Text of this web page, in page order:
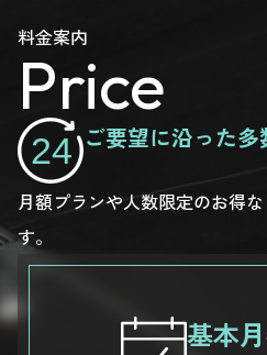
料金案内
Price
ご要望に沿った
月額プランや人数限定のお得
す。
基本